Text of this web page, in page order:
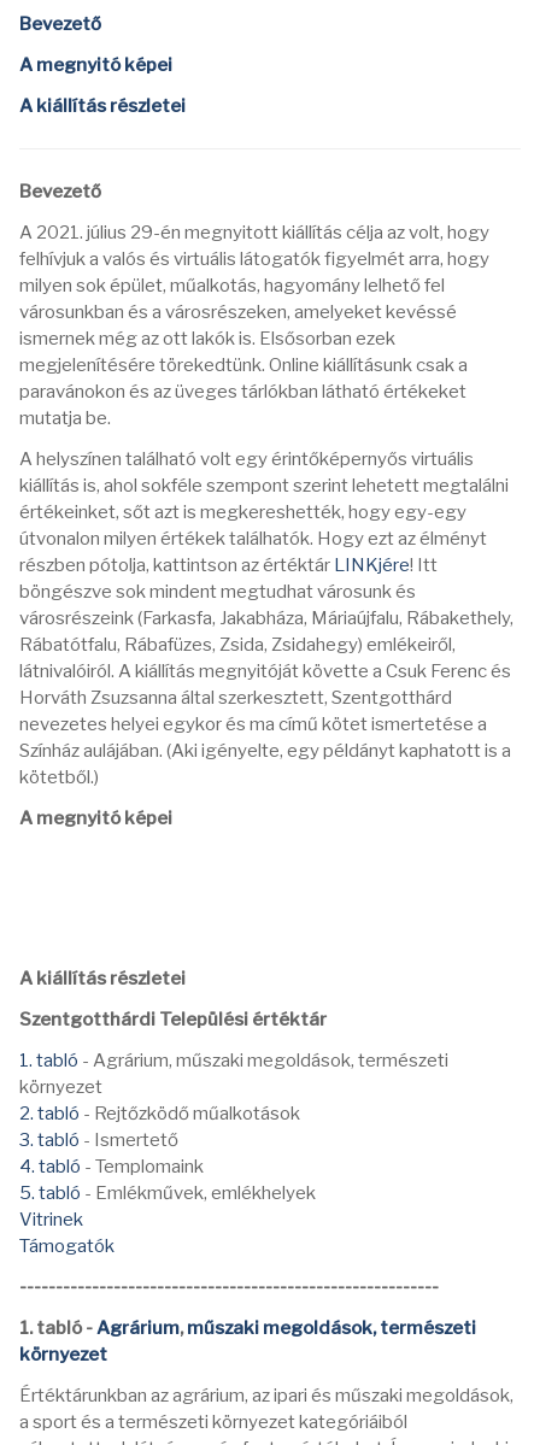
Bevezető
A megnyitó képei
A kiállítás részletei
Bevezető
A 2021. július 29-én megnyitott kiállítás célja az volt, hogy
felhívjuk a valós és virtuális látogatók figyelmét arra, hogy
milyen sok épület, műalkotás, hagyomány lelhető fel
városunkban és a városrészeken, amelyeket kevéssé
ismernek még az ott lakók is. Elsősorban ezek
megjelenítésére törekedtünk. Online kiállításunk csak a
paravánokon és az üveges tárlókban látható értékeket
mutatja be.
A helyszínen található volt egy érintőképernyős virtuális
kiállítás is, ahol sokféle szempont szerint lehetett megtalálni
értékeinket, sőt azt is megkereshették, hogy egy-egy
útvonalon milyen értékek találhatók. Hogy ezt az élményt
részben pótolja, kattintson az értéktár LINKjére! Itt
böngészve sok mindent megtudhat városunk és
városrészeink (Farkasfa, Jakabháza, Máriaújfalu, Rábakethely,
Rábatótfalu, Rábafüzes, Zsida, Zsidahegy) emlékeiről,
látnivalóiról. A kiállítás megnyitóját követte a Csuk Ferenc és
Horváth Zsuzsanna által szerkesztett, Szentgotthárd
nevezetes helyei egykor és ma című kötet ismertetése a
Színház aulájában. (Aki igényelte, egy példányt kaphatott is a
kötetből.)
A megnyitó képei
A kiállítás részletei
Szentgotthárdi Települési értéktár
1. tabló - Agrárium, műszaki megoldások, természeti
környezet
2. tabló - Rejtőzködő műalkotások
3. tabló - Ismertető
4. tabló - Templomaink
5. tabló - Emlékművek, emlékhelyek
Vitrinek
Támogatók
----------------------------------------------------------
1. tabló -Agrárium,műszaki megoldások, természeti
környezet
Értéktárunkban az agrárium, az ipari és műszaki megoldások,
a sport és a természeti környezet kategóriáiból